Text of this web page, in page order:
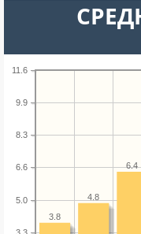
5.0
6.6
8.3
9.9
11.6
6.4
4.8
3.8